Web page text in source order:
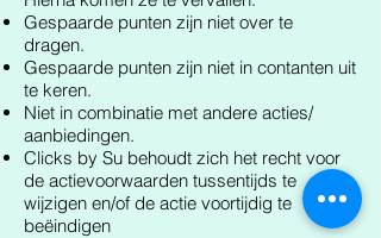
Gespaarde punten zijn niet over te
dragen.
Gespaarde punten zijn niet in contanten uit
te keren.
Niet in combinatie met andere acties/
aanbiedingen.
Clicks by Su behoudt zich het recht voor
de actievoorwaarden tussentijds te
wijzigen en/of de actie voortijdig te
beëindigen